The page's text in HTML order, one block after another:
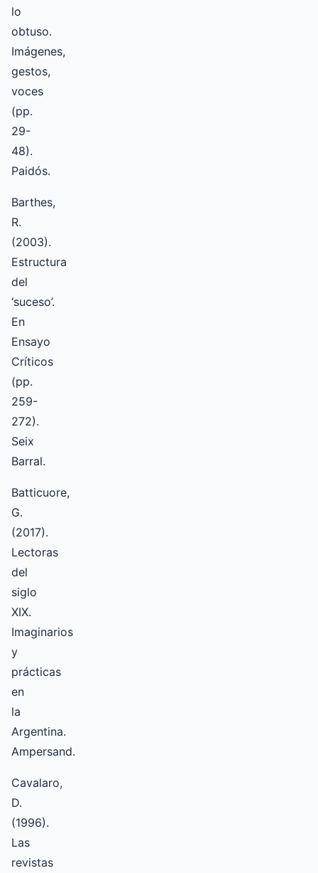
lo
obtuso.
Imágenes,
gestos,
voces
(pp.
29-
48).
Paidós.
Barthes,
R.
(2003).
Estructura
del
‘suceso’.
En
Ensayo
Críticos
(pp.
259-
272).
Seix
Barral.
Batticuore,
G.
(2017).
Lectoras
del
siglo
XIX.
Imaginarios
y
prácticas
en
la
Argentina.
Ampersand.
Cavalaro,
D.
(1996).
Las
revistas